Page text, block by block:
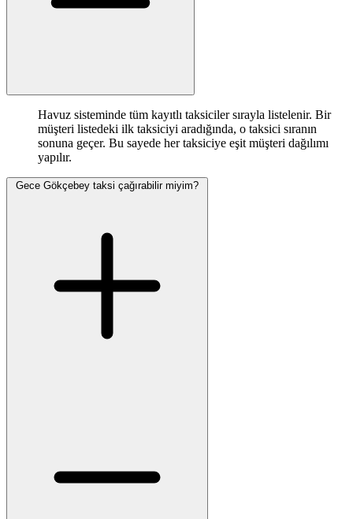
Havuz sisteminde tüm kayıtlı taksiciler sırayla listelenir. Bir
müşteri listedeki ilk taksiciyi aradığında, o taksici sıranın
sonuna geçer. Bu sayede her taksiciye eşit müşteri dağılımı
yapılır.
Gece Gökçebey taksi çağırabilir miyim?